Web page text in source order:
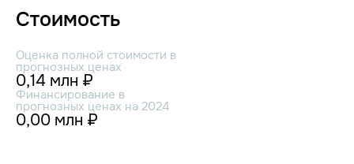
Стоимость
Оценка полной стоимости в
прогнозных ценах
0,14 млн ₽
Финансирование в
прогнозных ценах на 2024
0,00 млн ₽